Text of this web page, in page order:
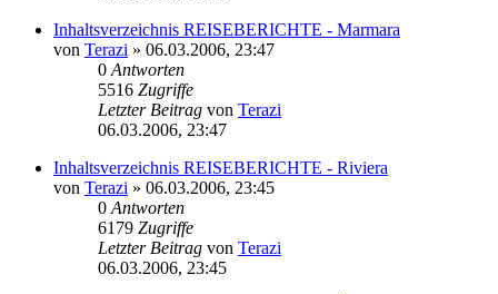
Inhaltsverzeichnis REISEBERICHTE - Marmara
von Terazi » 06.03.2006, 23:47
0 Antworten
5516 Zugriffe
Letzter Beitrag von Terazi
06.03.2006, 23:47
Inhaltsverzeichnis REISEBERICHTE - Riviera
von Terazi » 06.03.2006, 23:45
0 Antworten
6179 Zugriffe
Letzter Beitrag von Terazi
06.03.2006, 23:45